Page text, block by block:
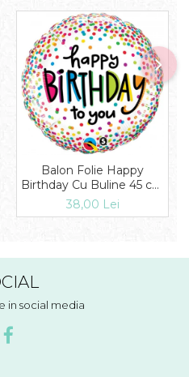
Balon Folie Happy
Birthday Cu Buline 45 cm
1 buc DB28126
38,00 Lei
in social media